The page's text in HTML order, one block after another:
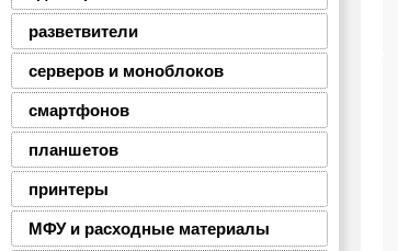
разветвители
серверов и моноблоков
смартфонов
планшетов
принтеры
МФУ и расходные материалы